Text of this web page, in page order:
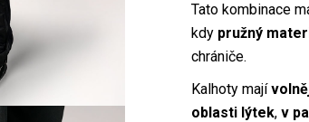
Tato kombinace
kdy pružný
chrániče.
Kalhoty mají
oblasti lýtek, v